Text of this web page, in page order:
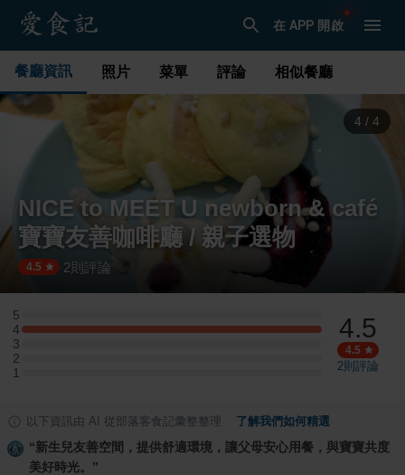
在 APP 開啟
餐廳資訊 照片 菜單 評論 相似餐廳
1 / 4
NICE to MEET U newborn & café
寶寶友善咖啡廳 / 親子選物
4.5 2 則評論
5
5 星：0 則評論
4
4 星：1 則評論
3
3 星：0 則評論
2
2 星：0 則評論
1
1 星：0 則評論
4.5
4.5
2則評論
以下資訊由 AI 從部落客食記彙整整理 了解我們如何精選
“新生兒友善空間，提供舒適環境，讓父母安心用餐，與寶寶共度
美好時光。 ”